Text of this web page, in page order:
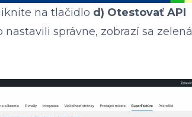
na tlačidlo d) Otestovať API
nastavili správne, zobrazí sa zelená